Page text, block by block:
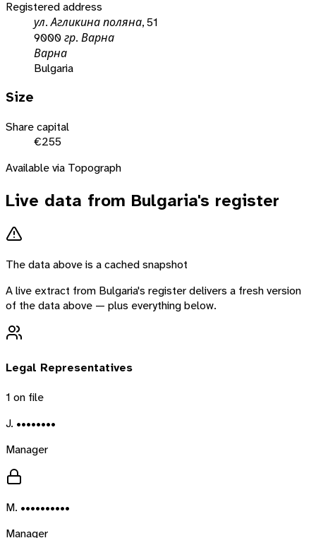
Registered address
ул. Агликина поляна, 51
9000 гр. Варна
Варна
Bulgaria
Size
Share capital
€255
Available via Topograph
Live data from Bulgaria's register
The data above is a cached snapshot
A live extract from Bulgaria's register delivers a fresh version
of the data above — plus everything below.
Legal Representatives
1 on file
J. ••••••••
Manager
M. ••••••••••
Manager